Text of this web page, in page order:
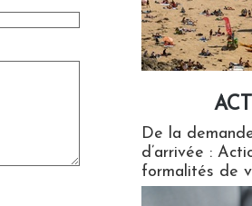
De la
d’arrivée :
formalités de